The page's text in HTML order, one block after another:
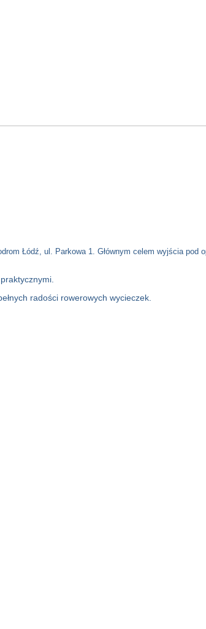
Łódź, ul. Parkowa 1. Głównym celem wyjścia pod
radości rowerowych wycieczek.